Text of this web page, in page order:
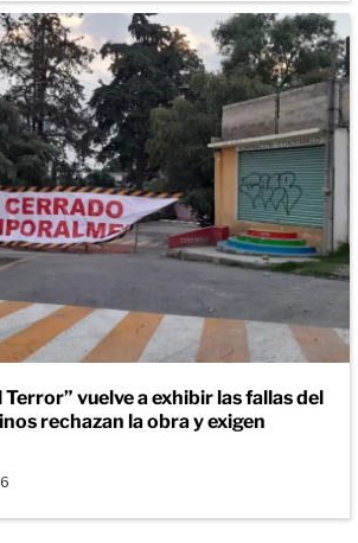
Terror” vuelve a exhibir las fallas del
rechazan la obra y exigen